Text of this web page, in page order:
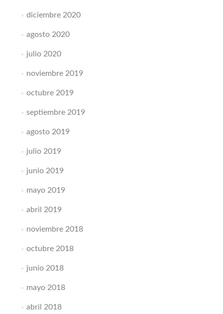
diciembre 2020
agosto 2020
julio 2020
noviembre 2019
octubre 2019
septiembre 2019
agosto 2019
julio 2019
junio 2019
mayo 2019
abril 2019
noviembre 2018
octubre 2018
junio 2018
mayo 2018
abril 2018